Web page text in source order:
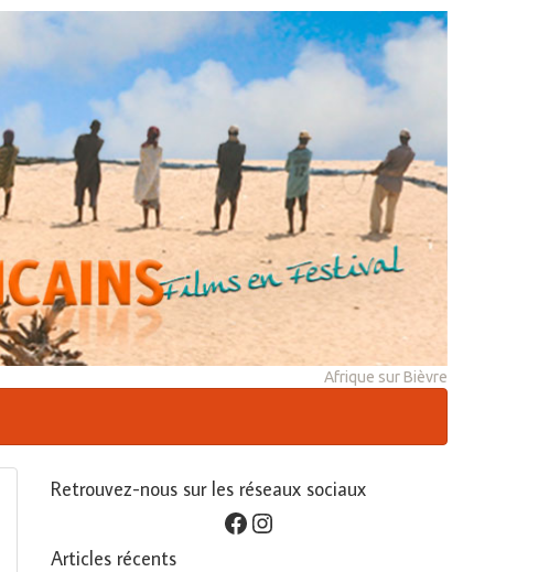
Afrique sur Bièvre
Retrouvez-nous sur les réseaux sociaux
Facebook
Instagram
Articles récents